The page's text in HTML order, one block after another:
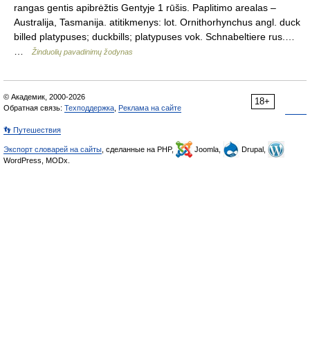
rangas gentis apibrėžtis Gentyje 1 rūšis. Paplitimo arealas –
Australija, Tasmanija. atitikmenys: lot. Ornithorhynchus angl. duck
billed platypuses; duckbills; platypuses vok. Schnabeltiere rus.…
Žinduolių pavadinimų žodynas
18+
© Академик, 2000-2026
Обратная связь: Техподдержка Реклама на сайте
👣 Путешествия
Экспорт словарей на сайты , сделанные на PHP, Joomla,
Drupal,
WordPress, MODx.